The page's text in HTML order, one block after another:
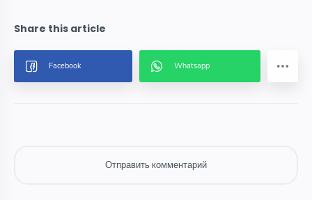
Отправить комментарий